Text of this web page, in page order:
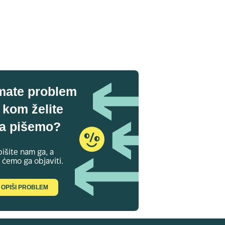
problem
kom želite
pišemo?
nam ga, a
ćemo ga objaviti.
OPIŠI PROBLEM